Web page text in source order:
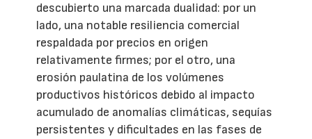
descubierto una marcada dualidad: por un
lado, una notable resiliencia comercial
respaldada por precios en origen
relativamente firmes; por el otro, una
erosión paulatina de los volúmenes
productivos históricos debido al impacto
acumulado de anomalías climáticas, sequías
persistentes y dificultades en las fases de